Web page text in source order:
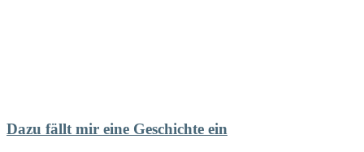
Dazu fällt mir eine Geschichte ein